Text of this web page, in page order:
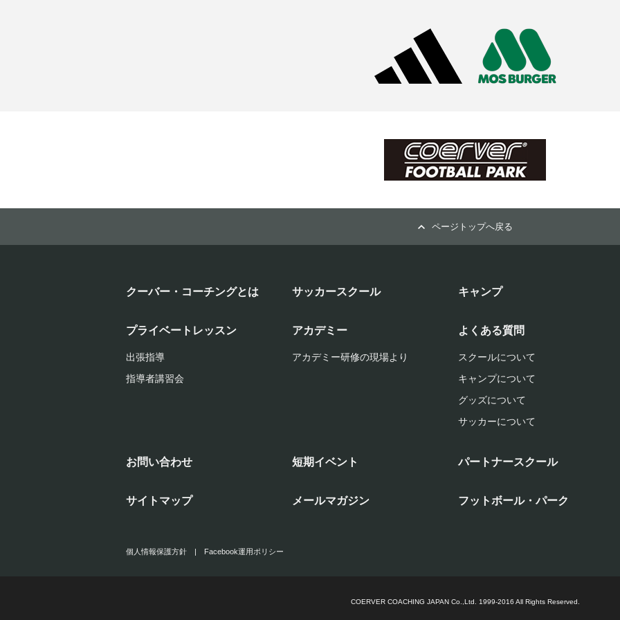
ページトップへ戻る
クーバー・コーチングとは サッカースクール キャンプ
プライベートレッスン
出張指導
指導者講習会
アカデミー
アカデミー研修の現場より
よくある質問
スクールについて
キャンプについて
グッズについて
サッカーについて
お問い合わせ 短期イベント パートナースクール
サイトマップ メールマガジン フットボール・パーク
個人情報保護方針 | Facebook運用ポリシー
COERVER COACHING JAPAN Co.,Ltd. 1999-2016 All Rights Reserved.